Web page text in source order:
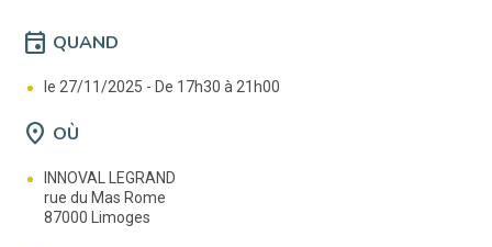
event QUAND
le 27/11/2025 - De 17h30 à 21h00
location_on OÙ
INNOVAL LEGRAND
rue du Mas Rome
87000 Limoges